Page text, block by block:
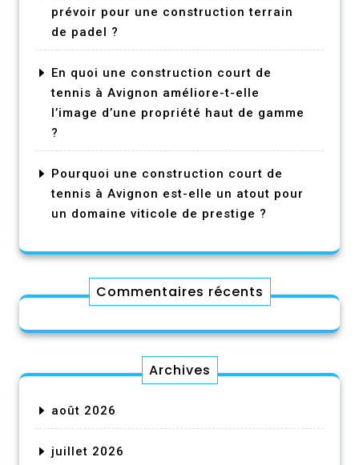
prévoir pour une construction terrain
de padel ?
En quoi une construction court de
tennis à Avignon améliore-t-elle
l’image d’une propriété haut de gamme
?
Pourquoi une construction court de
tennis à Avignon est-elle un atout pour
un domaine viticole de prestige ?
Commentaires récents
Archives
août 2026
juillet 2026